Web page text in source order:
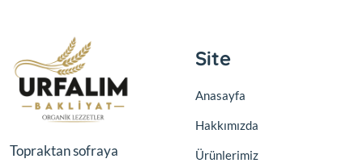
Topraktan sofraya
Site
Anasayfa
Hakkımızda
Ürünlerimiz